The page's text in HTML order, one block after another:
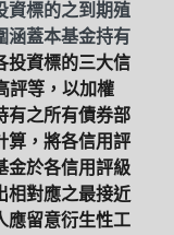
資標的之到期殖
涵蓋本基金持有
投資標的三大信
評等，以加權
有之所有債券部
算，將各信用評
金於各信用評級
相對應之最接近
應留意衍生性工